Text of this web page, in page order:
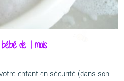
de 1 mois
enfant en sécurité (dans son